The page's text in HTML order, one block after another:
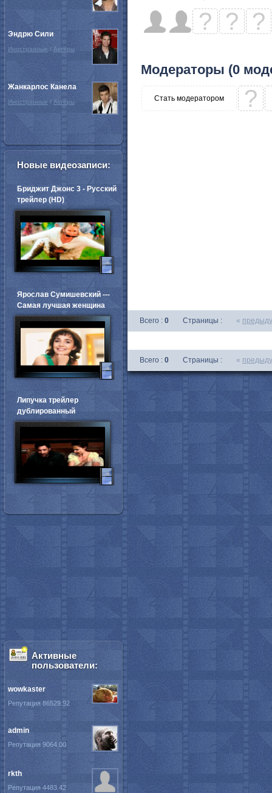
? ? ?
Модераторы (0
Стать модератором ?
Всего : 0 Страницы : «
Всего : 0 Страницы : «
Эндрю Сили
Иностранные / Актёры
Жанкарлос Канела
Иностранные / Актёры
Новые видеозаписи:
Бриджит Джонс 3 - Русский
трейлер (HD)
Ярослав Сумишевский ---
Самая лучшая женщина
Липучка трейлер
дублированный
Активные
пользователи:
wowkaster
Репутация 86529.92
admin
Репутация 9064.00
rkth
Репутация 4483.42